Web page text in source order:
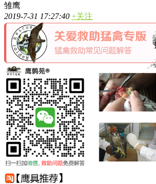
雏鹰
2019-7-31 17:27:40 +关注